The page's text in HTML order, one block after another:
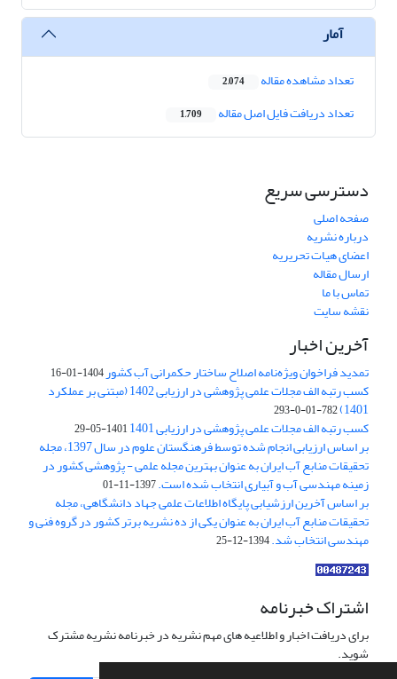
آمار
تعداد مشاهده مقاله 2,074
تعداد دریافت فایل اصل مقاله 1,709
دسترسی سریع
صفحه اصلی
درباره نشریه
اعضای هیات تحریریه
ارسال مقاله
تماس با ما
نقشه سایت
آخرین اخبار
تمدید فراخوان ویژه‌نامه اصلاح ساختار حکمرانی آب کشور1404-01-16
کسب رتبه الف مجلات علمی پژوهشی در ارزیابی 1402 (مبتنی بر عملکرد
1401)
782-01-0-293
کسب رتبه الف مجلات علمی پژوهشی در ارزیابی 1401 1401-05-29
بر اساس ارزیابی انجام شده توسط فرهنگستان علوم در سال 1397، مجله
تحقیقات منابع آب ایران به عنوان بهترین مجله علمی - پژوهشی کشور در
زمینه مهندسی آب و آبیاری انتخاب شده است.1397-11-01
بر اساس آخرین ارزشیابی پایگاه اطلاعات علمی جهاد دانشگاهی، مجله
تحقیقات منابع آب ایران به عنوان یکی از ده نشریه برتر کشور در گروه فنی و
مهندسی انتخاب شد.1394-12-25
اشتراک خبرنامه
برای دریافت اخبار و اطلاعیه های مهم نشریه در خبرنامه نشریه مشترک
شوید.